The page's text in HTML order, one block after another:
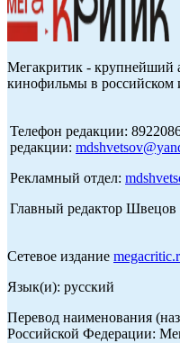
Мегакритик - крупнейший
кинофильмы в российском
Телефон редакции:
редакции:
Рекламный отдел:
Главный редактор
Сетевое издание
Язык(и): русский
Перевод наименования
Российской Федерации: